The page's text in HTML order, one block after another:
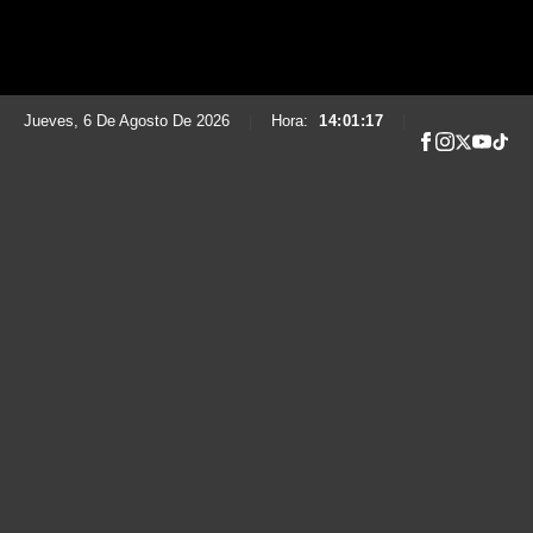
Jueves, 6 De Agosto De 2026 Hora: 14:01:18